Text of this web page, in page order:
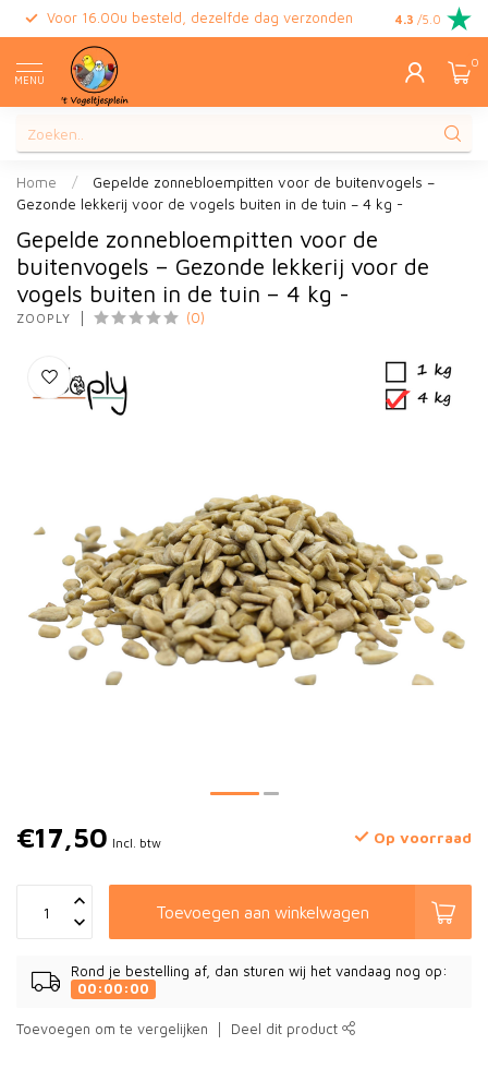
Voor 16.00u besteld, dezelfde dag verzonden Gratis
4.3 /5.0
MENU
0
Home /
Gepelde zonnebloempitten voor de buitenvogels –
Gezonde lekkerij voor de vogels buiten in de tuin – 4 kg -
Gepelde zonnebloempitten voor de
buitenvogels – Gezonde lekkerij voor de
vogels buiten in de tuin – 4 kg -
ZOOPLY (0)
€17,50 Incl. btw Op voorraad
Toevoegen aan winkelwagen
Rond je bestelling af, dan sturen wij het vandaag nog op:
00:00:00
Toevoegen om te vergelijken Deel dit product